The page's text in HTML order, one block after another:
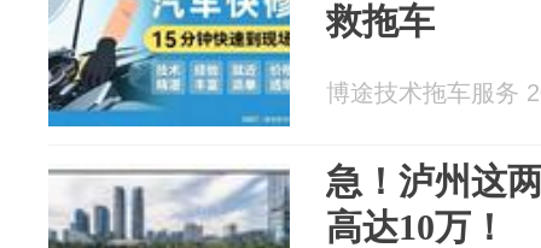
救拖车
博途技术拖车服务
急！泸州这
高达10万！